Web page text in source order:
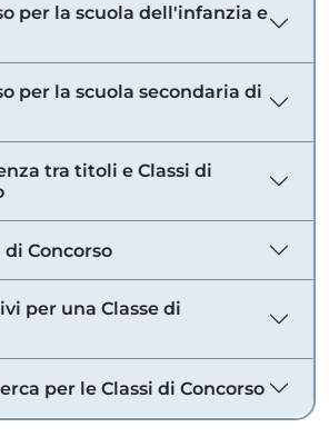
per la scuola dell'infanzia e
per la scuola secondaria di
tra titoli e Classi di
di Concorso
per una Classe di
per le Classi di Concorso